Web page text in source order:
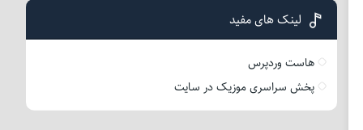
لینک های مفید
هاست وردپرس
پخش سراسری موزیک در سایت